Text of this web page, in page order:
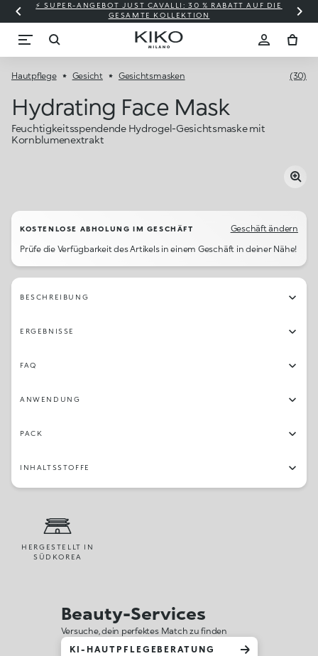
⚡ SUPER-ANGEBOT JUST CAVALLI: 30 % RABATT AUF DIE
GESAMTE KOLLEKTION
Hautpflege Gesicht Gesichtsmasken (30)
Hydrating Face Mask
Feuchtigkeitsspendende Hydrogel-Gesichtsmaske mit
Kornblumenextrakt
KOSTENLOSE ABHOLUNG IM GESCHÄFT
Geschäft ändern
Prüfe die Verfügbarkeit des Artikels in einem Geschäft in deiner Nähe!
BESCHREIBUNG
ERGEBNISSE
FAQ
ANWENDUNG
PACK
INHALTSSTOFFE
HERGESTELLT IN
SÜDKOREA
Beauty-Services
Versuche, dein perfektes Match zu finden
KI-HAUTPFLEGEBERATUNG